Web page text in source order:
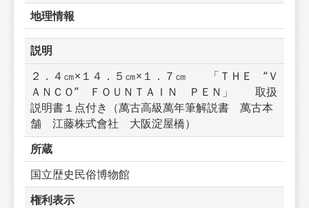
地理情報
説明
２．４㎝×１４．５㎝×１．７㎝　　「ＴＨＥ　“Ｖ
ＡＮＣＯ”　ＦＯＵＮＴＡＩＮ　ＰＥＮ」　　取扱
説明書１点付き（萬古高級萬年筆解説書　萬古本
舗　江藤株式會社　大阪淀屋橋）
所蔵
国立歴史民俗博物館
権利表示